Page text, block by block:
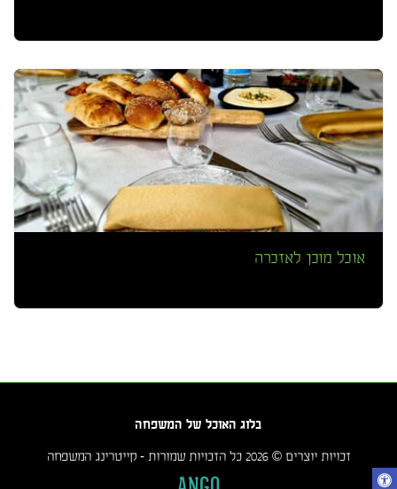
אוכל מוכן לאזכרה
בלוג האוכל של המשפחה
זכויות יוצרים © 2026 כל הזכויות שמורות - קייטרינג המשפחה